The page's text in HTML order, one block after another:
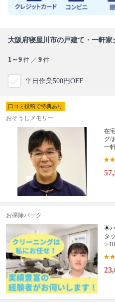
大阪府寝屋川市の戸建て・一軒
1～9 件 ／ 9 件
平日作業500円OFF
口コミ投稿で特典あり
おそうじメモリー
在
グ/
一
お掃除パーク
🌟
タ